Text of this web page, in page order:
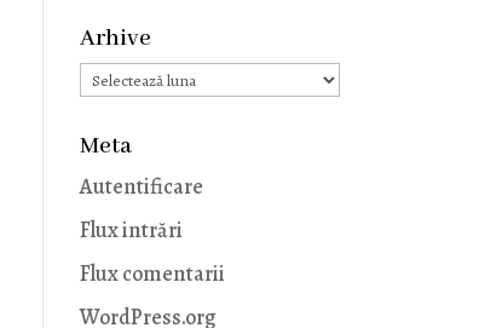
Arhive
Arhive
Meta
Autentificare
Flux intrări
Flux comentarii
WordPress.org